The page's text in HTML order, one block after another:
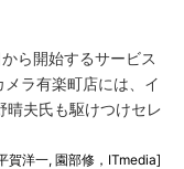
ら開始するサービス
ラ有楽町店には、イ
晴夫氏も駆けつけセレ
賀洋一, 園部修，ITmedia]